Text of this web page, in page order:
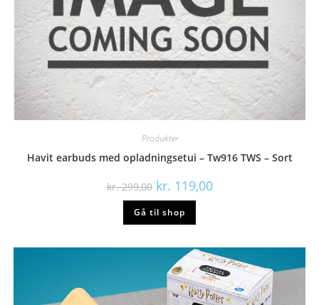
Produkter
Havit earbuds med opladningsetui – Tw916 TWS – Sort
kr.299,00 Den
oprindelige
pris
var:
kr. 299,00.
kr. 119,00Den
aktuelle
Gå til shop